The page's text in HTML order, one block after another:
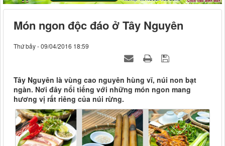
Món ngon độc đáo ở Tây Nguyên
Thứ bảy - 09/04/2016 18:59
Tây Nguyên là vùng cao nguyên hùng vĩ, núi non bạt
ngàn. Nơi đây nổi tiếng với những món ngon mang
hương vị rất riêng của núi rừng.